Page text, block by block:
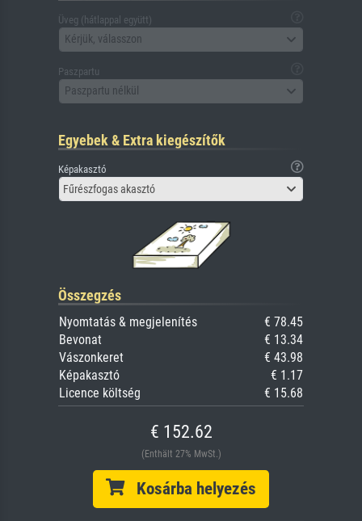
Üveg (hátlappal együtt)
Kérjük, válasszon
Paszpartu
Paszpartu nélkül
Egyebek & Extra kiegészítők
Képakasztó
Fűrészfogas akasztó
Összegzés
Nyomtatás & megjelenítés
€ 78.45
Bevonat
€ 13.34
Vászonkeret
€ 43.98
Képakasztó
€ 1.17
Licence költség
€ 15.68
€ 152.62
(Enthält 27% MwSt.)
Kosárba helyezés